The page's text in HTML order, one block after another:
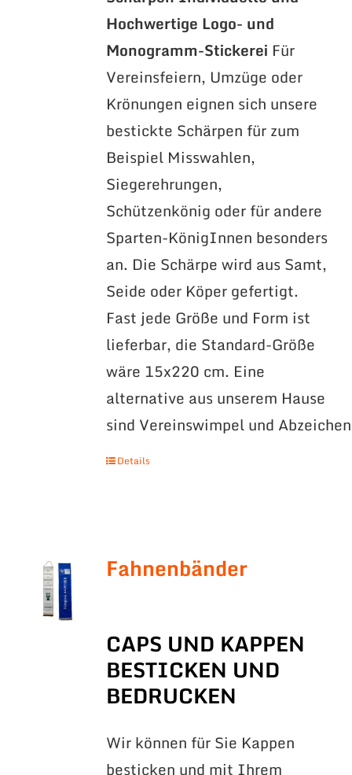
Hochwertige Logo- und
Monogramm-Stickerei Für
Vereinsfeiern, Umzüge oder
Krönungen eignen sich unsere
bestickte Schärpen für zum
Beispiel Misswahlen,
Siegerehrungen,
Schützenkönig oder für andere
Sparten-KönigInnen besonders
an. Die Schärpe wird aus Samt,
Seide oder Köper gefertigt.
Fast jede Größe und Form ist
lieferbar, die Standard-Größe
wäre 15x220 cm. Eine
alternative aus unserem Hause
sind Vereinswimpel und
Details
Fahnenbänder
CAPS UND KAPPEN
BESTICKEN UND
BEDRUCKEN
Wir können für Sie Kappen
besticken und mit Ihrem